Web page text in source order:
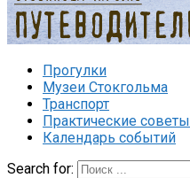
Прогулки
Музеи Стокгольма
Транспорт
Практические советы
Календарь событий
Search for: